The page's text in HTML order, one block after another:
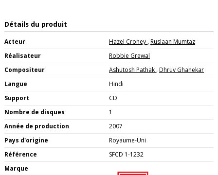
Détails du produit
Acteur Hazel Croney ,Ruslaan Mumtaz
Réalisateur
Robbie Grewal
Compositeur
Ashutosh Pathak ,Dhruv Ghanekar
Langue
Hindi
Support
CD
Nombre de disques
1
Année de production
2007
Pays d'origine
Royaume-Uni
Référence
SFCD 1-1232
Marque